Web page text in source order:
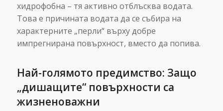
хидрофобна – тя активно отблъсква водата.
Това е причината водата да се събира на
характерните „перли“ върху добре
импрегнирана повърхност, вместо да попива.
Най-голямото предимство: Защо
„дишащите“ повърхности са
жизненоважни